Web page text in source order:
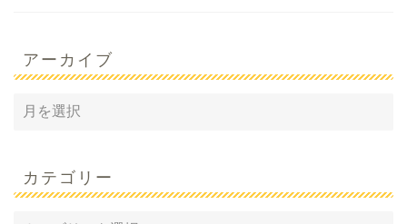
アーカイブ
カテゴリー